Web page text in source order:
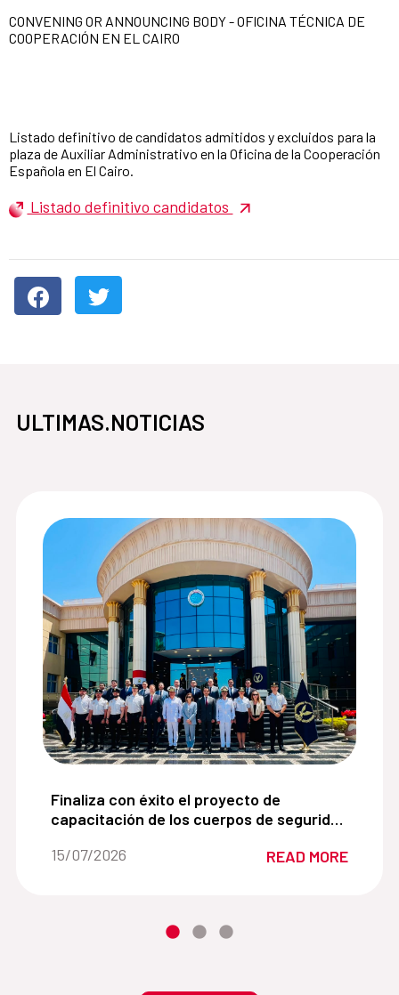
CONVENING OR ANNOUNCING BODY - OFICINA TÉCNICA DE
COOPERACIÓN EN EL CAIRO
Listado definitivo de candidatos admitidos y excluidos para la
plaza de Auxiliar Administrativo en la Oficina de la Cooperación
Española en El Cairo.
Listado definitivo candidatos
ULTIMAS.NOTICIAS
para víctimas de violencia de género de la
Finaliza con éxito el proyecto de capacitación
Finaliza con éxito el proyecto de
capacitación de los cuerpos de seguridad
Interior de España
Date of the news::
15/07/2026 READ MORE